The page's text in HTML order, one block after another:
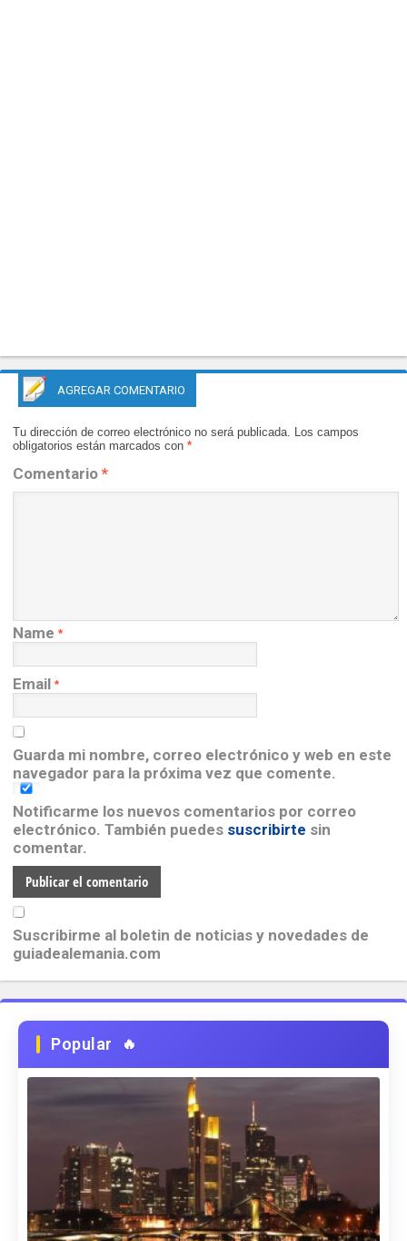
AGREGAR COMENTARIO
Tu dirección de correo electrónico no será publicada. Los campos
obligatorios están marcados con *
Comentario *
Name *
Email *
Guarda mi nombre, correo electrónico y web en este
navegador para la próxima vez que comente.
Notificarme los nuevos comentarios por correo
electrónico. También puedes suscribirte sin
comentar.
Suscribirme al boletin de noticias y novedades de
guiadealemania.com
Popular